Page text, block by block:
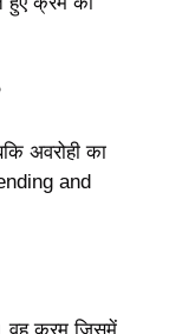
अवरोही का
and